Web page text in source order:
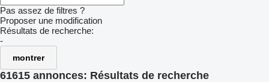
Pas assez de filtres ?
Proposer une modification
Résultats de recherche:
-
montrer
61615 annonces: Résultats de recherche